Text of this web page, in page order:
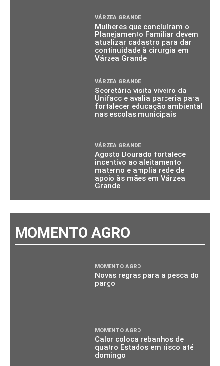
VÁRZEA GRANDE
Mulheres que concluíram o
Planejamento Familiar devem
atualizar cadastro para dar
continuidade à cirurgia em
Várzea Grande
VÁRZEA GRANDE
Secretária visita viveiro da
Unifacc e avalia parceria para
fortalecer educação ambiental
nas escolas municipais
VÁRZEA GRANDE
Agosto Dourado fortalece
incentivo ao aleitamento
materno e amplia rede de
apoio às mães em Várzea
Grande
MOMENTO AGRO
MOMENTO AGRO
Novas regras para a pesca do
pargo
MOMENTO AGRO
Calor coloca rebanhos de
quatro Estados em risco até
domingo